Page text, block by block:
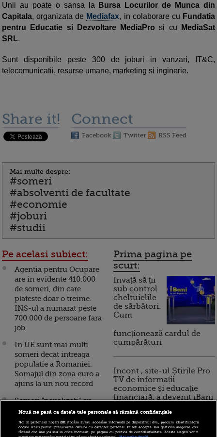
Unii au poate o sansa la
Bursa Locurilor de Munca din
Capitala, organizata de Mediafax, in colaborare cu Fundatia
pentru Educatie si Dezvoltare MediaPro si cu
MediaSat
SRL.
Sunt disponibile peste 300 de joburi in vanzari, IT&C,
telecomunicatii, resurse umane, marketing si inginerie.
Share it! Connect
Facebook Twitter RSS Feed
Mai multe despre:
#someri
#absolventi de facultate
#economie
#joburi
#studii
Pe acelasi subiect:
Agentia pentru Ocupare
are in evidente 410.000
de someri, din care
plateste doar o treime.
INS-ul a numarat peste
700.000 de persoane fara
job
In UE sunt mai multi
someri decat intreaga
populatie a Romaniei.
Somajul din zona euro a
ajuns la un nou record
Someri "penalizati" cu
taxa pentru ca isi cauta
de munca
Prima pagina pe
scurt:
Invață să ții
sub control
cheltuielile
de sărbători.
Cum
funcționează cardul de
cumpărături
Incont , site-ul Știrile Pro
TV de informații
economice și educație
financiară, a devenit iBani
10 reguli pentru decizii
financiare inteligente
Nouă ne pasă ca datele tale personale să rămână confidențiale
Noi și partenerii noștri201stocăm și/sau accesăm informații pe dispozitivul dvs., precum identificatorii
cookie unici pentru prelucrarea datelor cu caracter personal. Puteți accepta sau gestiona alegerile dvs.
făcând clic mai jos sau în orice moment, pe pagina cu politica de confidențialitate. Aceste alegeri vor fi